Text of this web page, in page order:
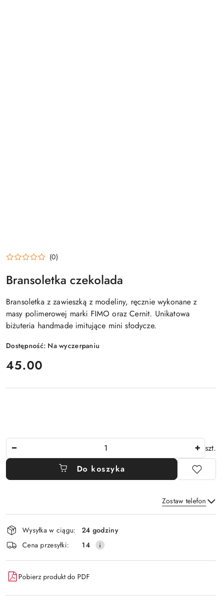
(0)
Bransoletka czekolada
Bransoletka z zawieszką z modeliny, ręcznie wykonane z
masy polimerowej marki FIMO oraz Cernit. Unikatowa
biżuteria handmade imitujące mini słodycze.
Dostępność: Na wyczerpaniu
cena:
45.00
szt.
Do koszyka
Zostaw telefon
Wyślij
Dostępność
i
dostawa
Wysyłka w ciągu:
24 godziny
Cena przesyłki:
14
Pobierz produkt do PDF